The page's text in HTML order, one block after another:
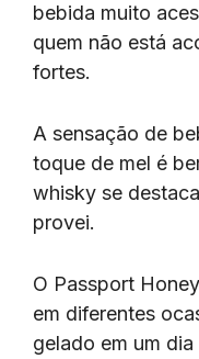
bebida muito
quem não está
fortes.
A sensação de
toque de mel é
whisky se
provei.
O Passport
em diferentes
gelado em um